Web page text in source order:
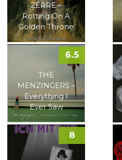
ZERRE –
Rotting On A
Golden Throne
THE
MENZINGERS –
Everything I
Ever Saw
6.5
8